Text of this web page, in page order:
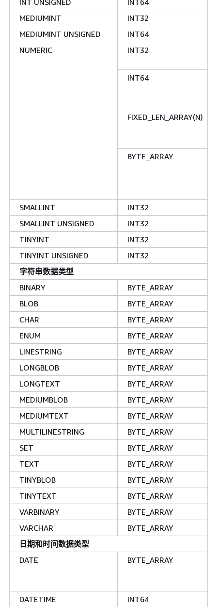
MEDIUMINT
INT32
MEDIUMINT UNSIGNED
INT64
NUMERIC
INT32
INT64
FIXED_LEN_ARRAY(N)
BYTE_ARRAY
SMALLINT
INT32
SMALLINT UNSIGNED
INT32
TINYINT
INT32
TINYINT UNSIGNED
INT32
字符串数据类型
BINARY
BYTE_ARRAY
BLOB
BYTE_ARRAY
CHAR
BYTE_ARRAY
ENUM
BYTE_ARRAY
LINESTRING
BYTE_ARRAY
LONGBLOB
BYTE_ARRAY
LONGTEXT
BYTE_ARRAY
MEDIUMBLOB
BYTE_ARRAY
MEDIUMTEXT
BYTE_ARRAY
MULTILINESTRING
BYTE_ARRAY
SET
BYTE_ARRAY
TEXT
BYTE_ARRAY
TINYBLOB
BYTE_ARRAY
TINYTEXT
BYTE_ARRAY
VARBINARY
BYTE_ARRAY
VARCHAR
BYTE_ARRAY
日期和时间数据类型
DATE
BYTE_ARRAY
DATETIME
INT64